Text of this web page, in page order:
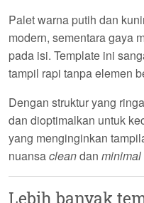
Palet warna putih dan
modern, sementara gaya
pada isi. Template ini
tampil rapi tanpa elemen
Dengan struktur yang
dan dioptimalkan untuk
yang menginginkan
nuansacleandan minimal
Lebih banyak